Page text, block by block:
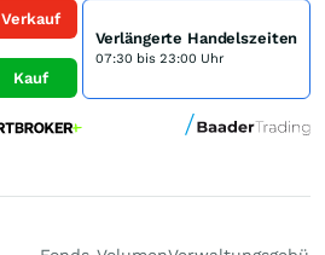
Verkauf
Kauf
Verlängerte Handelszeiten
07:30 bis 23:00 Uhr